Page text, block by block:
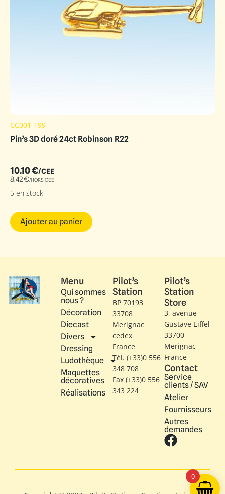
CC001-199
Pin’s 3D doré 24ct Robinson R22
10.10€/CEE
8.42€/HORS CEE
5 en stock
Ajouter au panier
Menu
Qui sommes
nous ?
Décoration
Diecast
Divers
Dressing
Ludothèque
Maquettes
décoratives
Réalisations
Pilot’s
Station
BP 70193
33708
Merignac
cedex
France
Tél. (+33)0 556
348 708
Fax (+33)0 556
343 224
Pilot’s
Station
Store
3, avenue
Gustave Eiffel​
33700
Merignac
France
Contact
Service
clients / SAV
Atelier
Fournisseurs
Autres
demandes
0